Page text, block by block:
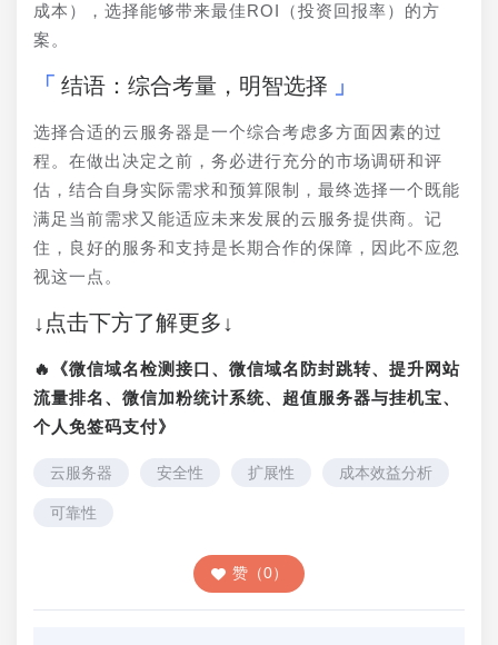
成本），选择能够带来最佳ROI（投资回报率）的方
案。
结语：综合考量，明智选择
选择合适的云服务器是一个综合考虑多方面因素的过
程。在做出决定之前，务必进行充分的市场调研和评
估，结合自身实际需求和预算限制，最终选择一个既能
满足当前需求又能适应未来发展的云服务提供商。记
住，良好的服务和支持是长期合作的保障，因此不应忽
视这一点。
↓点击下方了解更多↓
🔥《微信域名检测接口、微信域名防封跳转、提升网站
流量排名、微信加粉统计系统、超值服务器与挂机宝、
个人免签码支付》
云服务器 安全性 扩展性 成本效益分析
可靠性
赞（0）